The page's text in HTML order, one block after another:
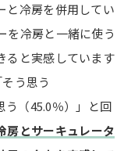
と冷房を併用してい
を冷房と一緒に使う
ると実感しています
う思う
う（45.0％）」と回
房とサーキュレータ